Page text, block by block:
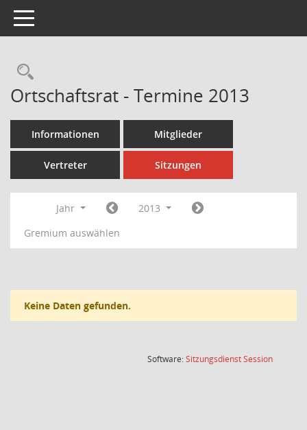
Toggle navigation
Rechercheauswahl
Ortschaftsrat - Termine 2013
Informationen Mitglieder
Vertreter Sitzungen
Jahr
2013
Gremium auswählen
Keine Daten gefunden.
Software:SitzungsdienstSession(Wird in